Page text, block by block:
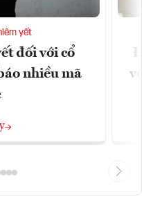
yết
đối với cổ
nhiều mã
Đề
với